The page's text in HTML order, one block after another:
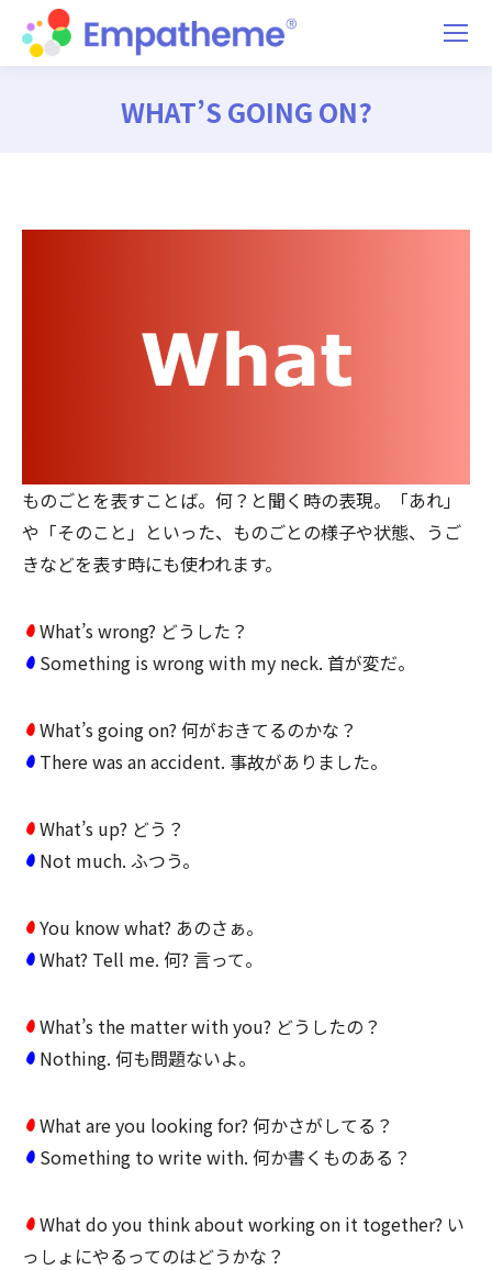
WHAT’S GOING ON?
ものごとを表すことば。何？と聞く時の表現。「あれ」
や「そのこと」といった、ものごとの様子や状態、うご
きなどを表す時にも使われます。
What’s wrong? どうした？
Something is wrong with my neck. 首が変だ。
What’s going on? 何がおきてるのかな？
There was an accident. 事故がありました。
What’s up? どう？
Not much. ふつう。
You know what? あのさぁ。
What? Tell me. 何? 言って。
What’s the matter with you? どうしたの？
Nothing. 何も問題ないよ。
What are you looking for? 何かさがしてる？
Something to write with. 何か書くものある？
What do you think about working on it together? い
っしょにやるってのはどうかな？